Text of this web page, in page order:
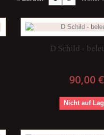
D Schild -
90,00 €
Nicht auf